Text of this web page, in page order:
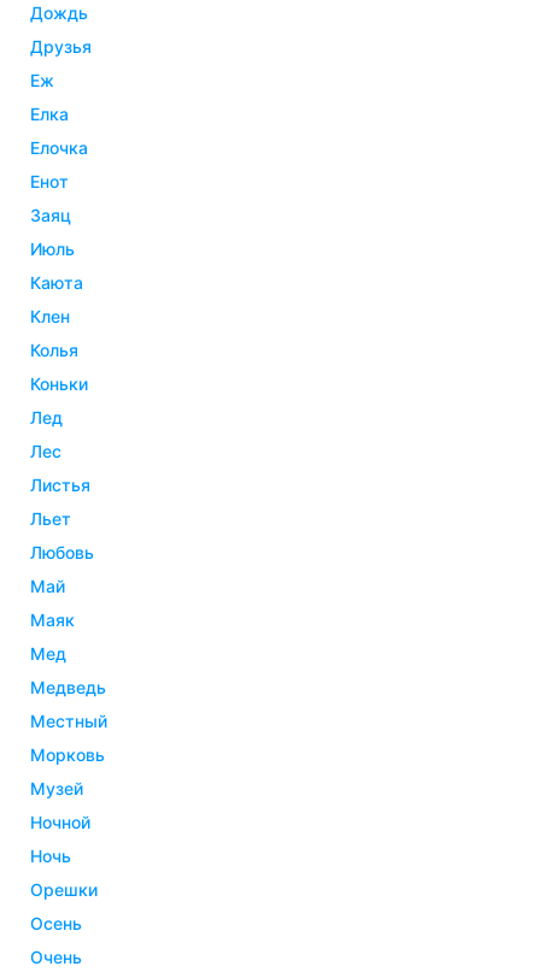
дождь
друзья
еж
елка
елочка
енот
заяц
июль
каюта
клен
колья
коньки
лед
лес
листья
льет
любовь
май
маяк
мед
медведь
местный
морковь
музей
ночной
ночь
орешки
осень
очень